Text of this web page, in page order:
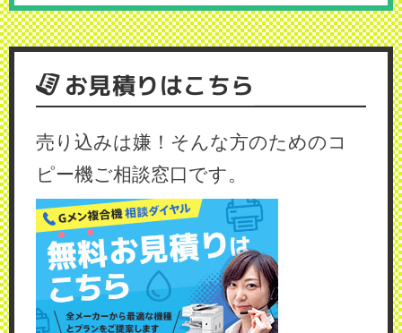
お見積りはこちら
売り込みは嫌！そんな方のためのコ
ピー機ご相談窓口です。